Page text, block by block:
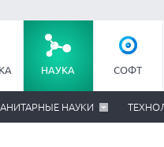
НАУКА СОФТ
НАУКИ